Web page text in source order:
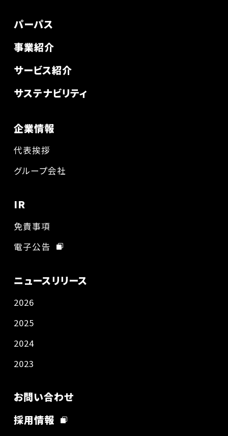
パーパス
事業紹介
サービス紹介
サステナビリティ
企業情報
代表挨拶
グループ会社
IR
免責事項
電子公告
ニュースリリース
2026
2025
2024
2023
お問い合わせ
採用情報